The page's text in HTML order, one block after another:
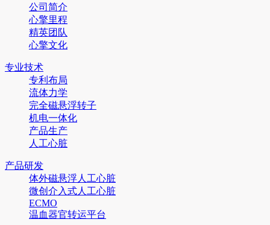
公司简介
心擎里程
精英团队
心擎文化
专业技术
专利布局
流体力学
完全磁悬浮转子
机电一体化
产品生产
人工心脏
产品研发
体外磁悬浮人工心脏
微创介入式人工心脏
ECMO
温血器官转运平台